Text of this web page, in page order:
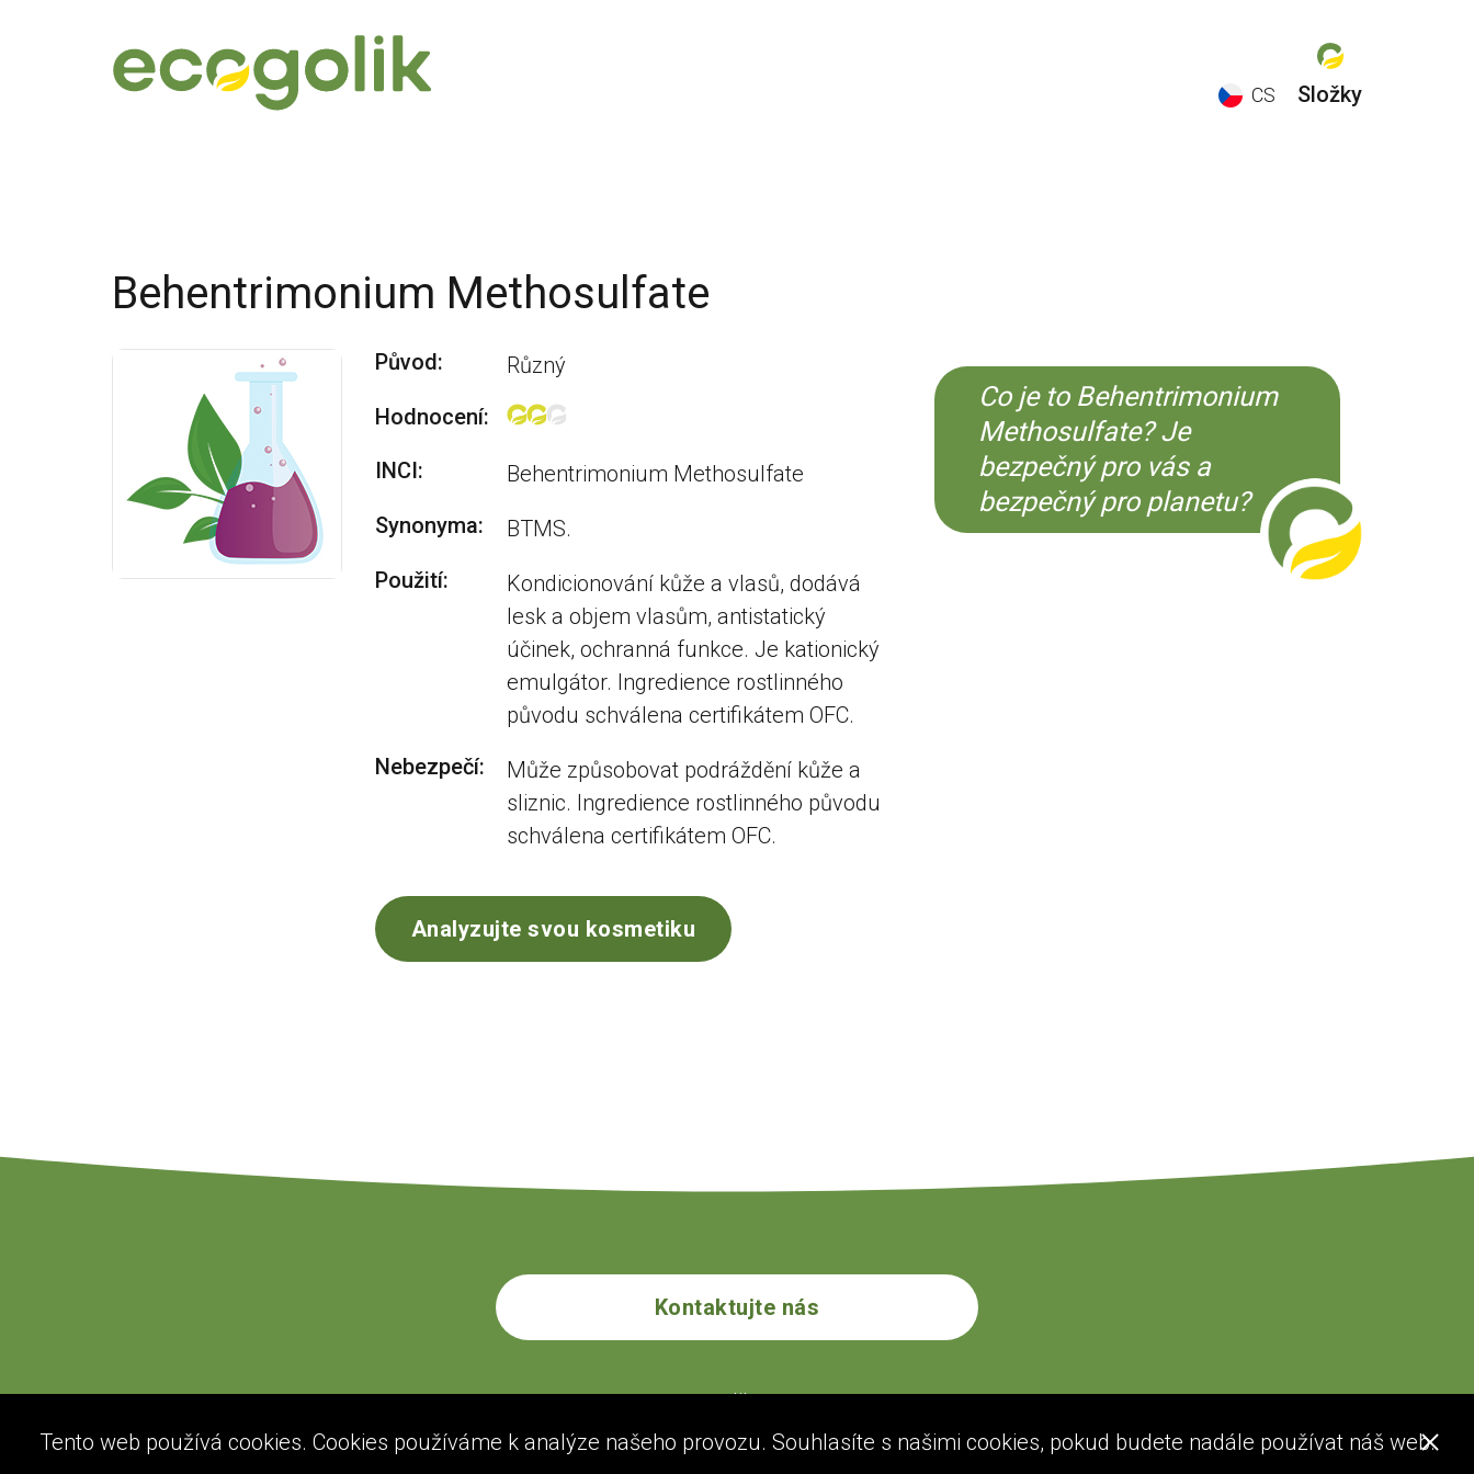
CS
Složky
Co je to Behentrimonium
Methosulfate? Je
bezpečný pro vás a
bezpečný pro planetu?
Behentrimonium Methosulfate
Původ:
Různý
Hodnocení:
INCI:
Behentrimonium Methosulfate
Synonyma:
BTMS.
Použití:
Kondicionování kůže a vlasů, dodává
lesk a objem vlasům, antistatický
účinek, ochranná funkce. Je kationický
emulgátor. Ingredience rostlinného
původu schválena certifikátem OFC.
Nebezpečí:
Může způsobovat podráždění kůže a
sliznic. Ingredience rostlinného původu
schválena certifikátem OFC.
Analyzujte svou kosmetiku
Kontaktujte nás
ecogolik.com
Tento web používá cookies. Cookies používáme k analýze našeho provozu. Souhlasíte s našimi cookies, pokud budete nadále používat náš web.